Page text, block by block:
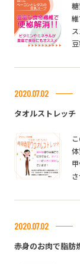
2020.07.02
タオルストレッチ
2020.07.02
赤身のお肉で脂肪